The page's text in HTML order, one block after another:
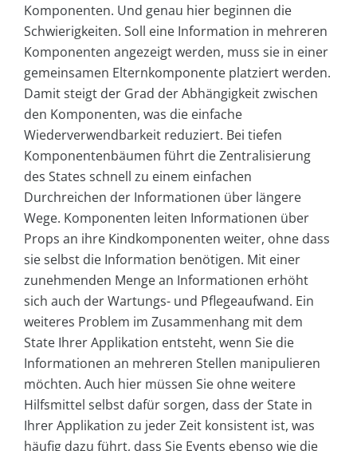
Komponenten. Und genau hier beginnen die
Schwierigkeiten. Soll eine Information in mehreren
Komponenten angezeigt werden, muss sie in einer
gemeinsamen Elternkomponente platziert werden.
Damit steigt der Grad der Abhängigkeit zwischen
den Komponenten, was die einfache
Wiederverwendbarkeit reduziert. Bei tiefen
Komponentenbäumen führt die Zentralisierung
des States schnell zu einem einfachen
Durchreichen der Informationen über längere
Wege. Komponenten leiten Informationen über
Props an ihre Kindkomponenten weiter, ohne dass
sie selbst die Information benötigen. Mit einer
zunehmenden Menge an Informationen erhöht
sich auch der Wartungs- und Pflegeaufwand. Ein
weiteres Problem im Zusammenhang mit dem
State Ihrer Applikation entsteht, wenn Sie die
Informationen an mehreren Stellen manipulieren
möchten. Auch hier müssen Sie ohne weitere
Hilfsmittel selbst dafür sorgen, dass der State in
Ihrer Applikation zu jeder Zeit konsistent ist, was
häufig dazu führt, dass Sie Events ebenso wie die